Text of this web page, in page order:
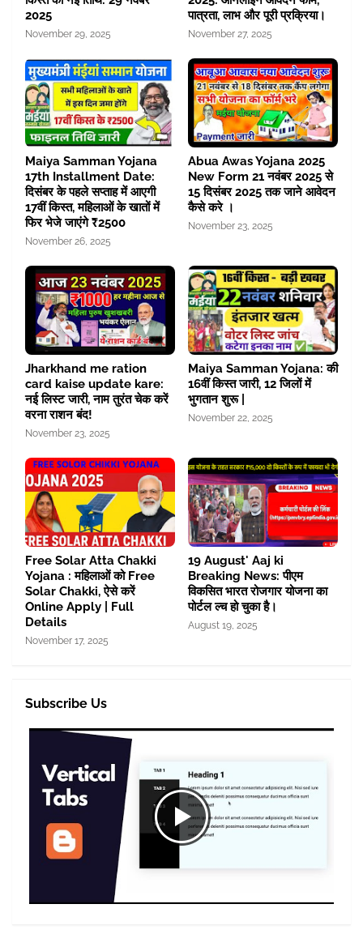
2025
November 29, 2025
पात्रता, लाभ और पूरी प्रक्रिया।
November 27, 2025
Maiya Samman Yojana
17th Installment Date:
दिसंबर के पहले सप्ताह में आएगी
17वीं किस्त, महिलाओं के खातों में
फिर भेजे जाएंगे ₹2500
November 26, 2025
Abua Awas Yojana 2025
New Form 21 नवंबर 2025 से
15 दिसंबर 2025 तक जाने आवेदन
कैसे करे ।
November 23, 2025
Jharkhand me ration
card kaise update kare:
नई लिस्ट जारी, नाम तुरंत चेक करें
वरना राशन बंद!
November 23, 2025
Maiya Samman Yojana: की
16वीं किस्त जारी, 12 जिलों में
भुगतान शुरू |
November 22, 2025
Free Solar Atta Chakki
Yojana : महिलाओं को Free
Solar Chakki, ऐसे करें
Online Apply | Full
Details
November 17, 2025
19 August' Aaj ki
Breaking News: पीएम
विकसित भारत रोजगार योजना का
पोर्टल ल्च हो चुका है।
August 19, 2025
Subscribe Us